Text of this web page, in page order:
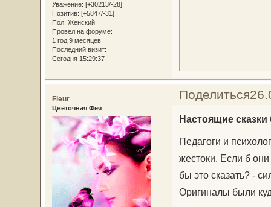
Уважение: [+30213/-28]
Позитив: [+5847/-31]
Пол: Женский
Провел на форуме:
1 год 9 месяцев
Последний визит:
Сегодня 15:29:37
Поделиться
Fleur
Цветочная Фея
Настоящие
Педагоги и
жестоки. Если б
бы это сказать? -
Оригиналы были